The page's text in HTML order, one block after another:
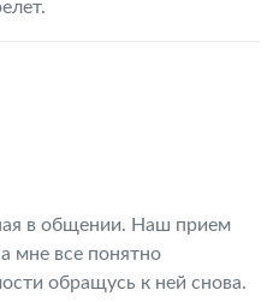
в общении. Наш прием
мне все понятно
обращусь к ней снова.